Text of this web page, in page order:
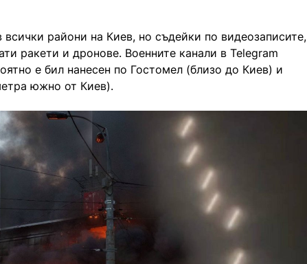
райони на Киев, но съдейки по видеозаписите,
ракети и дронове. Военните канали в Telegram
е бил нанесен по Гостомел (близо до Киев) и
южно от Киев).